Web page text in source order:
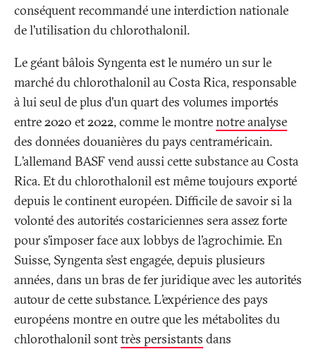
conséquent recommandé une interdiction nationale
de l’utilisation du chlorothalonil.
Le géant bâlois Syngenta est le numéro un sur le
marché du chlorothalonil au Costa Rica, responsable
à lui seul de plus d’un quart des volumes importés
entre 2020 et 2022, comme le montrenotre analyse
des données douanières du pays centraméricain.
L’allemand BASF vend aussi cette substance au Costa
Rica. Et du chlorothalonil est même toujours exporté
depuis le continent européen. Difficile de savoir si la
volonté des autorités costariciennes sera assez forte
pour s’imposer face aux lobbys de l’agrochimie. En
Suisse, Syngenta s’est engagée, depuis plusieurs
années, dans un bras de fer juridique avec les autorités
autour de cette substance. L’expérience des pays
européens montre en outre que les métabolites du
chlorothalonil sonttrès persistants dans